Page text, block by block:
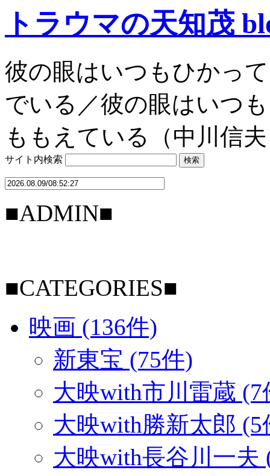
トラウマの天知茂
彼の眼はいつもひかっ
でいる／彼の眼はいつ
ももえている（中川信
サイト内検索
■ADMIN■
■CATEGORIES■
映画 (136件)
新東宝 (75件)
大映with市川雷蔵 (7
大映with勝新太郎 (5
大映with長谷川一夫